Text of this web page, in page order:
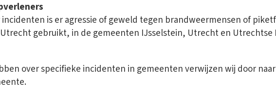
incidenten is er agressie of geweld tegen brandweermensen of
gebruikt, in de gemeenten IJsselstein, Utrecht en Utrechtse
over specifieke incidenten in gemeenten verwijzen wij door